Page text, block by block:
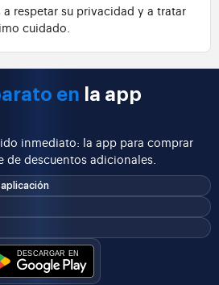
respetar su privacidad y a tratar
cuidado.
en la app
inmediato: la app para comprar
descuentos adicionales.